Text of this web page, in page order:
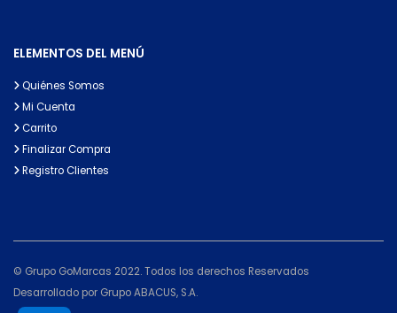
ELEMENTOS DEL MENÚ
Quiénes Somos
Mi Cuenta
Carrito
Finalizar Compra
Registro Clientes
© Grupo GoMarcas 2022. Todos los derechos Reservados
Desarrollado por Grupo ABACUS, S.A.